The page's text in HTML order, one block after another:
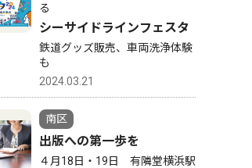
る
シーサイドラインフェスタ
鉄道グッズ販売、車両洗浄体験
も
2024.03.21
南区
出版への第一歩を
４月18日・19日 有隣堂横浜駅